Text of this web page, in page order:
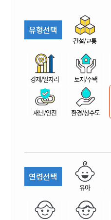
시
산
유형선택
건설/교통
경제/일자리 토지/주택
재난/안전 환경/상수도
연령선택
유아